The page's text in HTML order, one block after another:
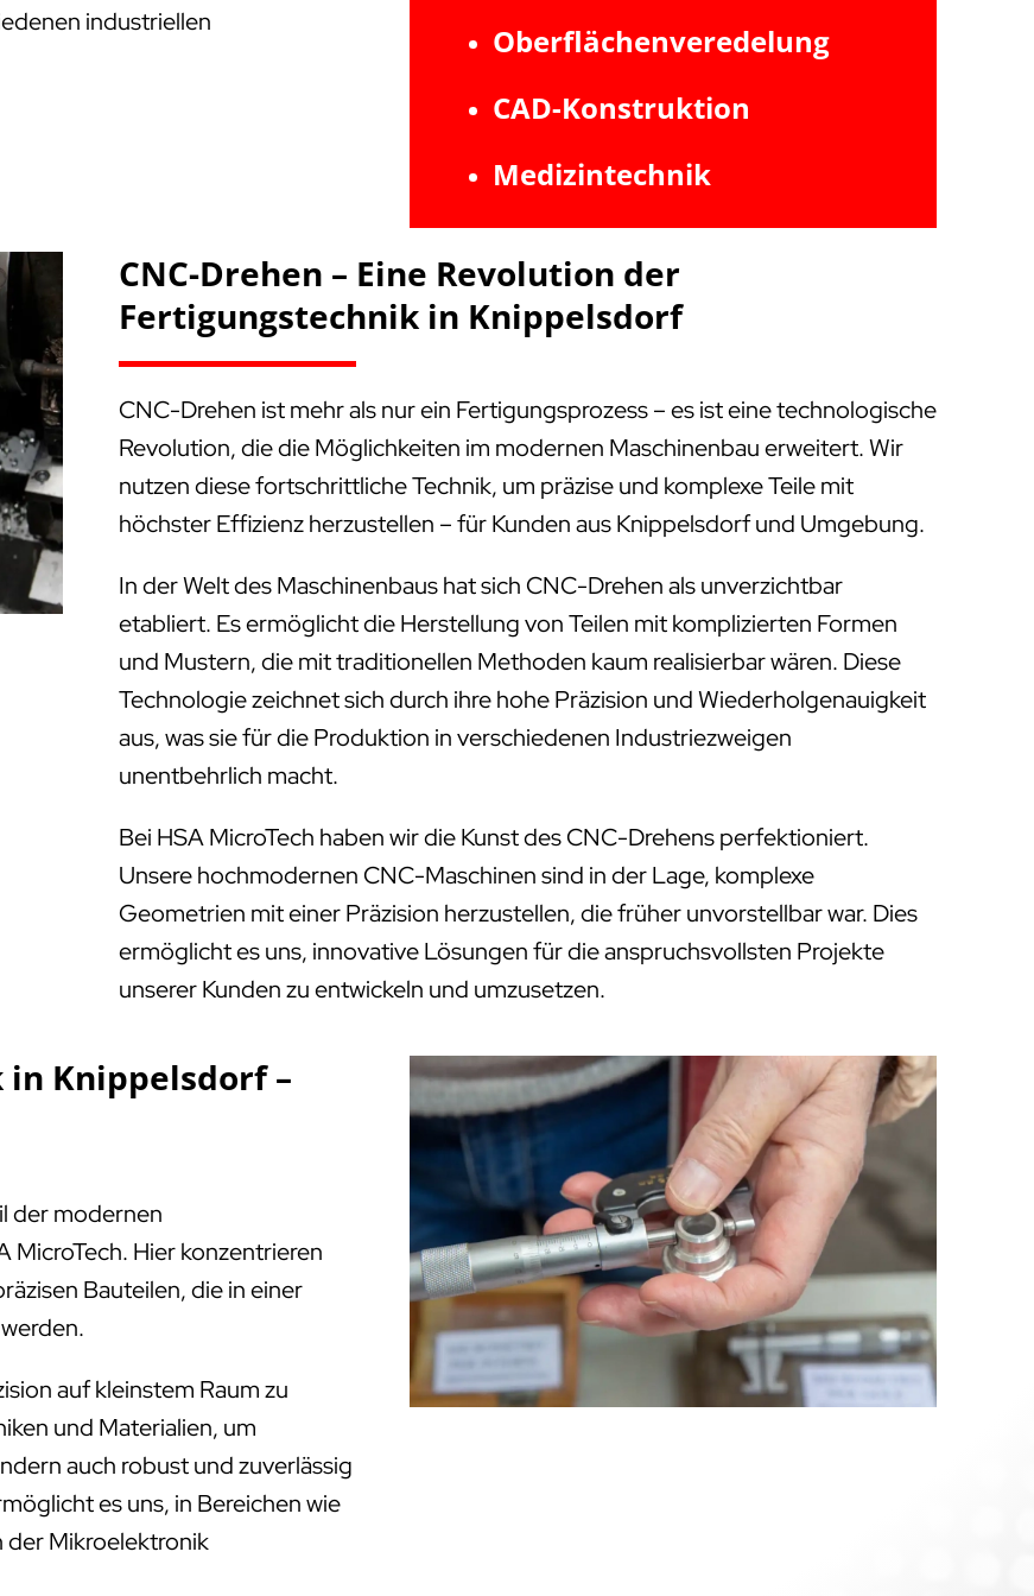
industriellen
Oberflächenveredelung
CAD-Konstruktion
Medizintechnik
CNC-Drehen – Eine Revolution der
Fertigungstechnik in Knippelsdorf
CNC-Drehen ist mehr als nur ein Fertigungsprozess – es ist eine technologische
Revolution, die die Möglichkeiten im modernen Maschinenbau erweitert. Wir
nutzen diese fortschrittliche Technik, um präzise und komplexe Teile mit
höchster Effizienz herzustellen – für Kunden aus Knippelsdorf und Umgebung.
In der Welt des Maschinenbaus hat sich CNC-Drehen als unverzichtbar
etabliert. Es ermöglicht die Herstellung von Teilen mit komplizierten Formen
und Mustern, die mit traditionellen Methoden kaum realisierbar wären. Diese
Technologie zeichnet sich durch ihre hohe Präzision und Wiederholgenauigkeit
aus, was sie für die Produktion in verschiedenen Industriezweigen
unentbehrlich macht.
Bei HSA MicroTech haben wir die Kunst des CNC-Drehens perfektioniert.
Unsere hochmodernen CNC-Maschinen sind in der Lage, komplexe
Geometrien mit einer Präzision herzustellen, die früher unvorstellbar war. Dies
ermöglicht es uns, innovative Lösungen für die anspruchsvollsten Projekte
unserer Kunden zu entwickeln und umzusetzen.
Knippelsdorf –
der modernen
MicroTech. Hier konzentrieren
Bauteilen, die in einer
auf kleinstem Raum zu
und Materialien, um
auch robust und zuverlässig
es uns, in Bereichen wie
der Mikroelektronik